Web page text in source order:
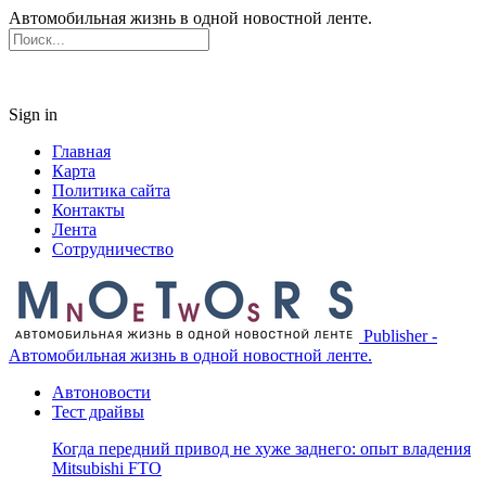
Автомобильная жизнь в одной новостной ленте.
Sign in
Главная
Карта
Политика сайта
Контакты
Лента
Сотрудничество
Publisher -
Автомобильная жизнь в одной новостной ленте.
Автоновости
Тест драйвы
Когда передний привод не хуже заднего: опыт владения
Mitsubishi FTO